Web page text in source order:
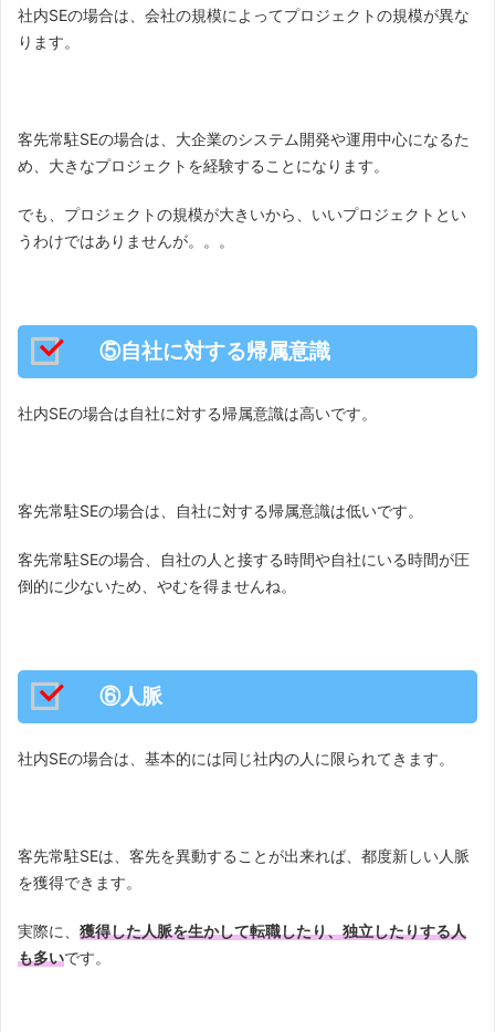
社内SEの場合は、会社の規模によってプロジェクトの規模が異な
ります。
客先常駐SEの場合は、大企業のシステム開発や運用中心になるた
め、大きなプロジェクトを経験することになります。
でも、プロジェクトの規模が大きいから、いいプロジェクトとい
うわけではありませんが。。。
⑤自社に対する帰属意識
社内SEの場合は自社に対する帰属意識は高いです。
客先常駐SEの場合は、自社に対する帰属意識は低いです。
客先常駐SEの場合、自社の人と接する時間や自社にいる時間が圧
倒的に少ないため、やむを得ませんね。
⑥人脈
社内SEの場合は、基本的には同じ社内の人に限られてきます。
客先常駐SEは、客先を異動することが出来れば、都度新しい人脈
を獲得できます。
実際に、 獲得した人脈を生かして転職したり、独立したりする人
も多いです。